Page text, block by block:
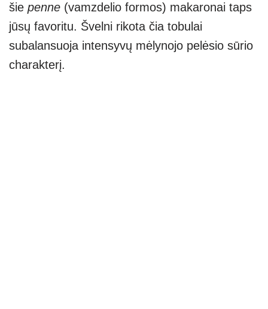
šie penne (vamzdelio formos) makaronai taps
jūsų favoritu. Švelni rikota čia tobulai
subalansuoja intensyvų mėlynojo pelėsio sūrio
charakterį.